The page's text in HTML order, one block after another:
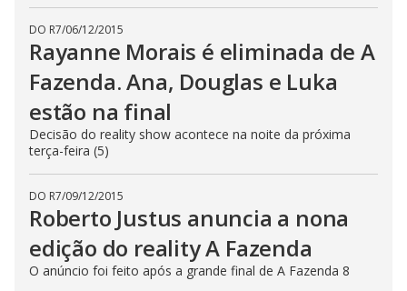
DO R7/06/12/2015
Rayanne Morais é eliminada de A
Fazenda. Ana, Douglas e Luka
estão na final
Decisão do reality show acontece na noite da próxima
terça-feira (5)
DO R7/09/12/2015
Roberto Justus anuncia a nona
edição do reality A Fazenda
O anúncio foi feito após a grande final de A Fazenda 8